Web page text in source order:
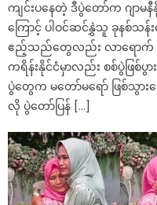
ကျင်းပနေတဲ့ ဒီပွဲတော်က ဂျာ
ကြောင့် ပါဝင်ဆင်နွှဲသူ ခုနစ်သန်း
ဧည့်သည်တွေလည်း လာရောက်
ကရိန်းနိုင်ငံမှာလည်း စစ်ပွဲဖြစ်ပွာ
ပွဲတွေက မတော်မရော် ဖြစ်သွား
လို ပွဲတော်ပြန် […]